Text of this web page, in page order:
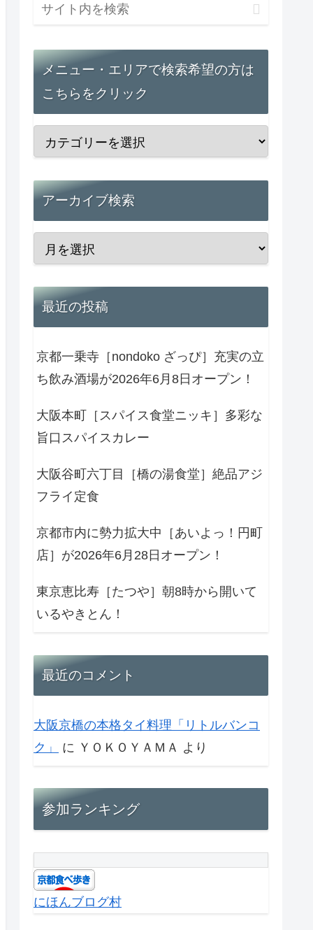
メニュー・エリアで検索希望の方は
こちらをクリック
アーカイブ検索
最近の投稿
京都一乗寺［nondoko ざっぴ］充実の立
ち飲み酒場が2026年6月8日オープン！
大阪本町［スパイス食堂ニッキ］多彩な
旨口スパイスカレー
大阪谷町六丁目［橋の湯食堂］絶品アジ
フライ定食
京都市内に勢力拡大中［あいよっ！円町
店］が2026年6月28日オープン！
東京恵比寿［たつや］朝8時から開いて
いるやきとん！
最近のコメント
大阪京橋の本格タイ料理「リトルバンコ
ク」
に ＹＯＫＯＹＡＭＡ より
参加ランキング
にほんブログ村